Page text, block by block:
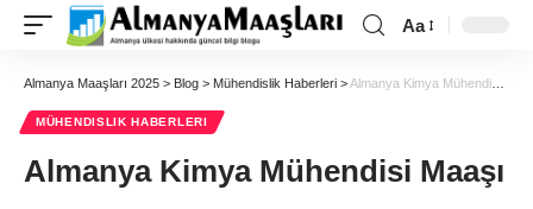
Aa
Almanya Maaşları 2025 > Blog > Mühendislik Haberleri >Almanya Kimya Mühendisi Maaşı
MÜHENDISLIK HABERLERI
Almanya Kimya Mühendisi Maaşı